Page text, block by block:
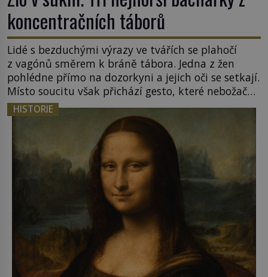
koncentračních táborů
Lidé s bezduchými výrazy ve tvářích se plahočí
z vagónů směrem k bráně tábora. Jedna z žen
pohlédne přímo na dozorkyni a jejich oči se setkají.
Místo soucitu však přichází gesto, které nebožačku
posílá rovnou do plynové komory. Jména jako
Rudolf Höss (1901–1947), Josef Mengele (1911–
1979) či Heinrich Himmler (1900–1945) zná každý,
o koho se historie jen otřela. Jenže […]
HISTORIE